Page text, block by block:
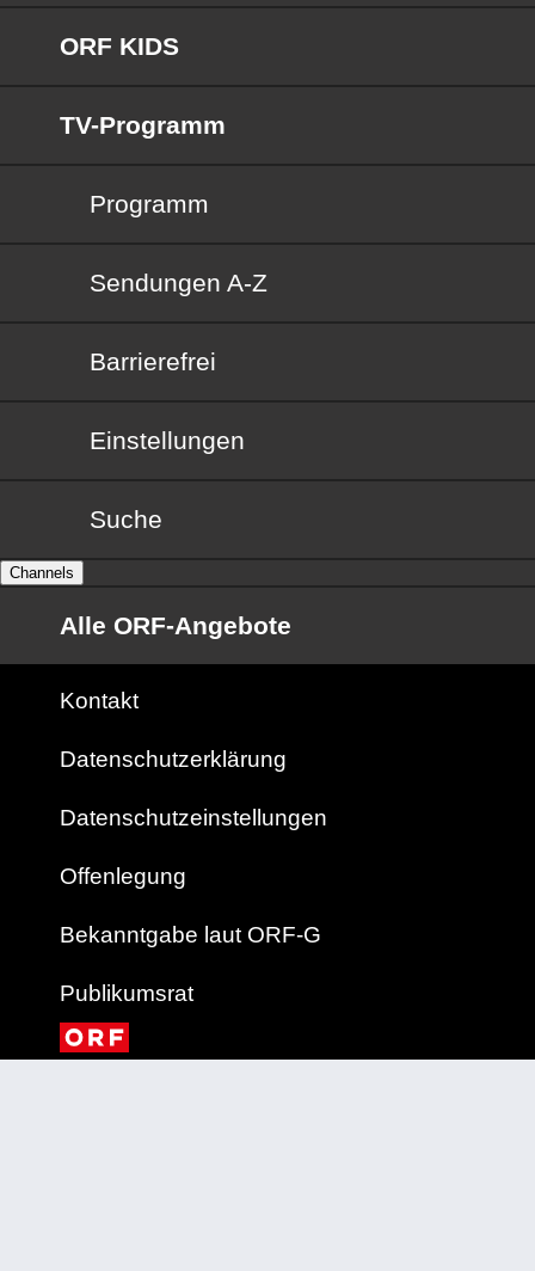
ORF KIDS
TV-Programm
Programm
Sendungen von A bis Z
Sendungen A-Z
Barrierefrei
Barrierefrei
Einstellungen
Suche
Channels
Alle ORF-Angebote
Kontakt
Datenschutzerklärung
Datenschutzeinstellungen
Offenlegung
Bekanntgabe laut ORF-G
Publikumsrat